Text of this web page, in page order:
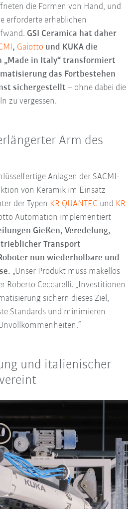
die Formen von Hand, und
erforderte erheblichen
GSI Ceramica hat daher
, Gaiotto und KUKA die
„Made in Italy“ transformiert
das Fortbestehen
sichergestellt – ohne dabei die
zu vergessen.
Arm des
Anlagen der SACMI-
von Keramik im Einsatz
der Typen KR QUANTEC und KR
Automation implementiert
Gießen, Veredelung,
Transport
nun wiederholbare und
„Unser Produkt muss makellos
Roberto Ceccarelli. „Investitionen
sichern dieses Ziel,
Standards und minimieren
und italienischer